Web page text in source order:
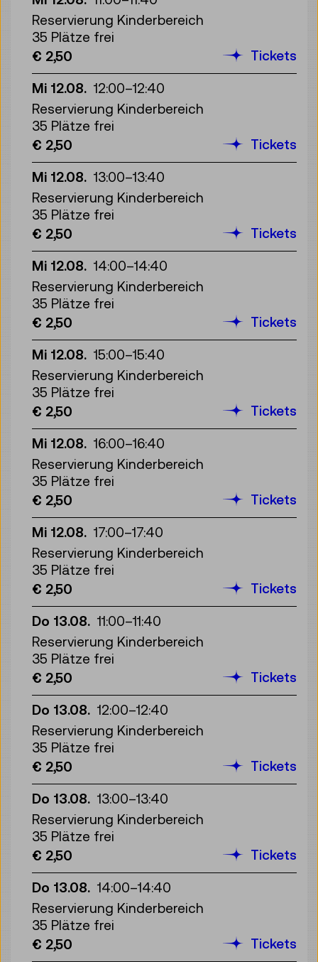
Reservierung Kinderbereich
35 Plätze frei
€ 2,50
Tickets
Mi 12.08. 12:00–12:40
Reservierung Kinderbereich
35 Plätze frei
€ 2,50
Tickets
Mi 12.08. 13:00–13:40
Reservierung Kinderbereich
35 Plätze frei
€ 2,50
Tickets
Mi 12.08. 14:00–14:40
Reservierung Kinderbereich
35 Plätze frei
€ 2,50
Tickets
Mi 12.08. 15:00–15:40
Reservierung Kinderbereich
35 Plätze frei
€ 2,50
Tickets
Mi 12.08. 16:00–16:40
Reservierung Kinderbereich
35 Plätze frei
€ 2,50
Tickets
Mi 12.08. 17:00–17:40
Reservierung Kinderbereich
35 Plätze frei
€ 2,50
Tickets
Do 13.08. 11:00–11:40
Reservierung Kinderbereich
35 Plätze frei
€ 2,50
Tickets
Do 13.08. 12:00–12:40
Reservierung Kinderbereich
35 Plätze frei
€ 2,50
Tickets
Do 13.08. 13:00–13:40
Reservierung Kinderbereich
35 Plätze frei
€ 2,50
Tickets
Do 13.08. 14:00–14:40
Reservierung Kinderbereich
35 Plätze frei
€ 2,50
Tickets